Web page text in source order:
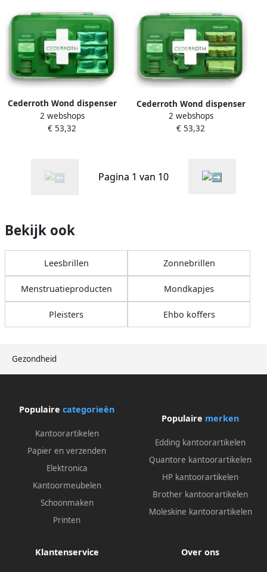
Gezondheid
Cederroth Wond dispenser
Salvequick blauw
2 webshops
€ 53,32
Cederroth Wond dispenser
Salvequick
2 webshops
€ 53,32
Pagina 1 van 10
Bekijk ook
Leesbrillen Zonnebrillen
Menstruatieproducten Mondkapjes
Pleisters Ehbo koffers
Populaire categorieën
Kantoorartikelen
Papier en verzenden
Elektronica
Kantoormeubelen
Schoonmaken
Printen
Populaire merken
Edding kantoorartikelen
Quantore kantoorartikelen
HP kantoorartikelen
Brother kantoorartikelen
Moleskine kantoorartikelen
Klantenservice Over ons